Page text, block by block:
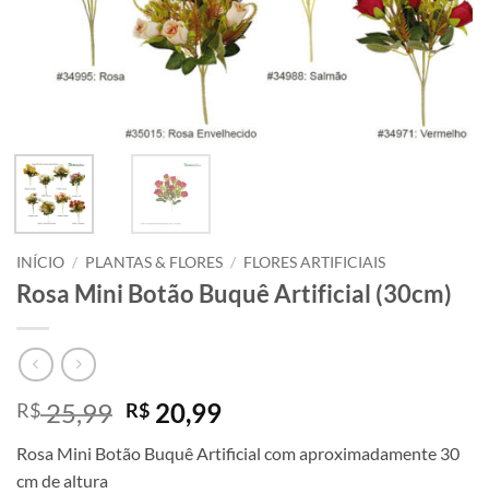
INÍCIO / PLANTAS & FLORES / FLORES ARTIFICIAIS
Rosa Mini Botão Buquê Artificial (30cm)
R$25,99 O
preço
original
R$ 20,99O
atual
Rosa Mini Botão Buquê Artificial com aproximadamente 30
cm de altura